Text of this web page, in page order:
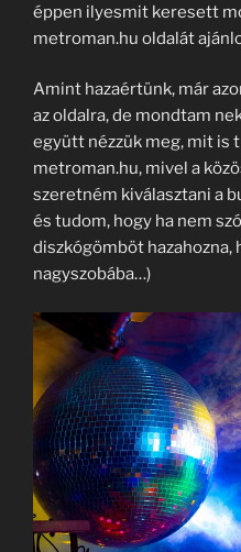
éppen ilyesmit keresett
metroman.hu oldalát
Amint hazaértünk, már
az oldalra, de mondtam
együtt nézzük meg, mit is
metroman.hu, mivel a
szeretném kiválasztani a
és tudom, hogy ha nem
diszkógömböt hazahozna,
nagyszobába…)